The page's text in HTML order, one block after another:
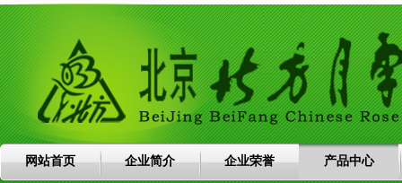
网站首页 企业简介 企业荣誉 产品中心